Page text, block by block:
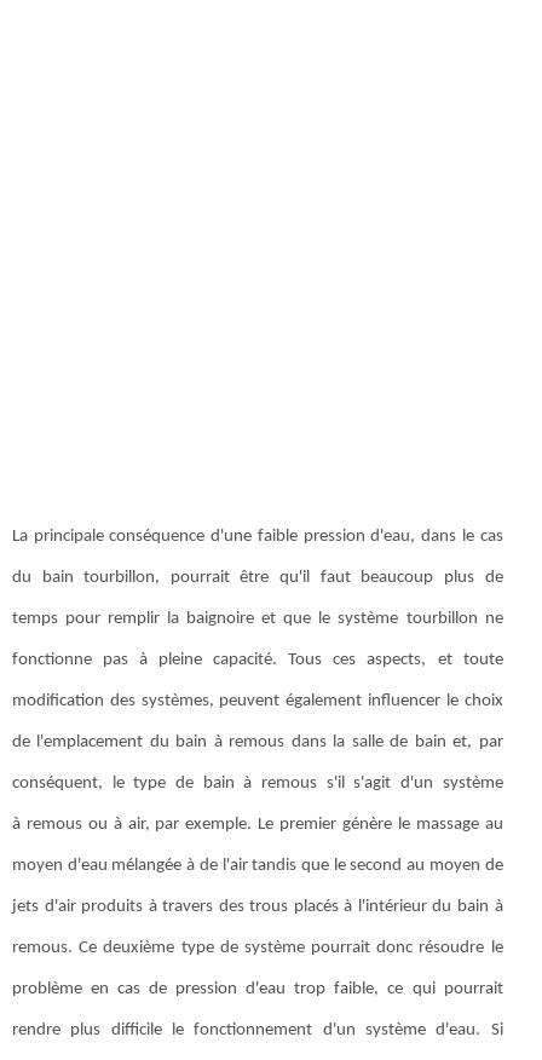
La principale conséquence d'une faible pression d'eau, dans le cas
du bain tourbillon, pourrait être qu'il faut beaucoup plus de
temps pour remplir la baignoire et que le système tourbillon ne
fonctionne pas à pleine capacité. Tous ces aspects, et toute
modification des systèmes, peuvent également influencer le choix
de l'emplacement du bain à remous dans la salle de bain et, par
conséquent, le type de bain à remous s'il s'agit d'un système
à remous ou à air, par exemple. Le premier génère le massage au
moyen d'eau mélangée à de l'air tandis que le second au moyen de
jets d'air produits à travers des trous placés à l'intérieur du bain à
remous. Ce deuxième type de système pourrait donc résoudre le
problème en cas de pression d'eau trop faible, ce qui pourrait
rendre plus difficile le fonctionnement d'un système d'eau. Si